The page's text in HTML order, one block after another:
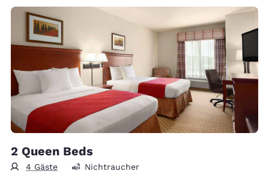
2 Queen Beds
4 Gäste Nichtraucher